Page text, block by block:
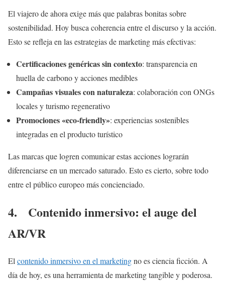
El viajero de ahora exige más que palabras bonitas sobre
sostenibilidad. Hoy busca coherencia entre el discurso y la acción.
Esto se refleja en las estrategias de marketing más efectivas:
Certificaciones genéricas sin contexto: transparencia en
huella de carbono y acciones medibles
Campañas visuales con naturaleza: colaboración con ONGs
locales y turismo regenerativo
Promociones «eco-friendly»: experiencias sostenibles
integradas en el producto turístico
Las marcas que logren comunicar estas acciones lograrán
diferenciarse en un mercado saturado. Esto es cierto, sobre todo
entre el público europeo más concienciado.
4. Contenido inmersivo: el auge del
AR/VR
El contenido inmersivo en el marketingno es ciencia ficción. A
día de hoy, es una herramienta de marketing tangible y poderosa.